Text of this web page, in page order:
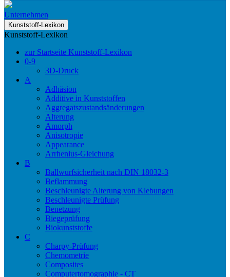
Unternehmen
Kunststoff-Lexikon
Kunststoff-Lexikon
zur Startseite Kunststoff-Lexikon
0-9
3D-Druck
A
Adhäsion
Additive in Kunststoffen
Aggregatszustandsänderungen
Alterung
Amorph
Anisotropie
Appearance
Arrhenius-Gleichung
B
Ballwurfsicherheit nach DIN 18032-3
Beflammung
Beschleunigte Alterung von Klebungen
Beschleunigte Prüfung
Benetzung
Biegeprüfung
Biokunststoffe
C
Charpy-Prüfung
Chemometrie
Composites
Computertomographie - CT